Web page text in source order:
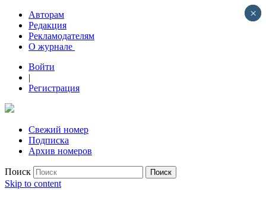
Авторам
Редакция
Рекламодателям
О журнале
Войти
|
Регистрация
Свежий номер
Подписка
Архив номеров
Поиск
Skip to content
×
×